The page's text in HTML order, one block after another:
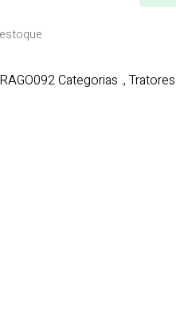
Categorias ., Tratores